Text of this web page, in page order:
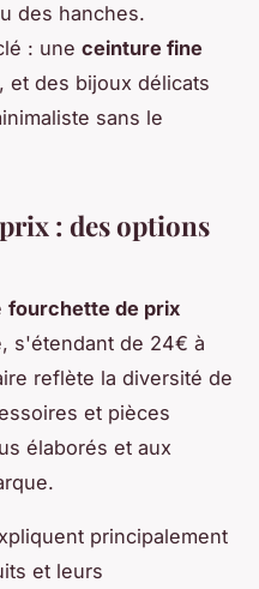
des hanches.
: une ceinture fine
et des bijoux délicats
sans le
: des options
fourchette de prix
s'étendant de 24€ à
reflète la diversité de
et pièces
élaborés et aux
principalement
et leurs